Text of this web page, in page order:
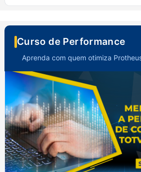
Curso de Performance
Aprenda com quem otimiza